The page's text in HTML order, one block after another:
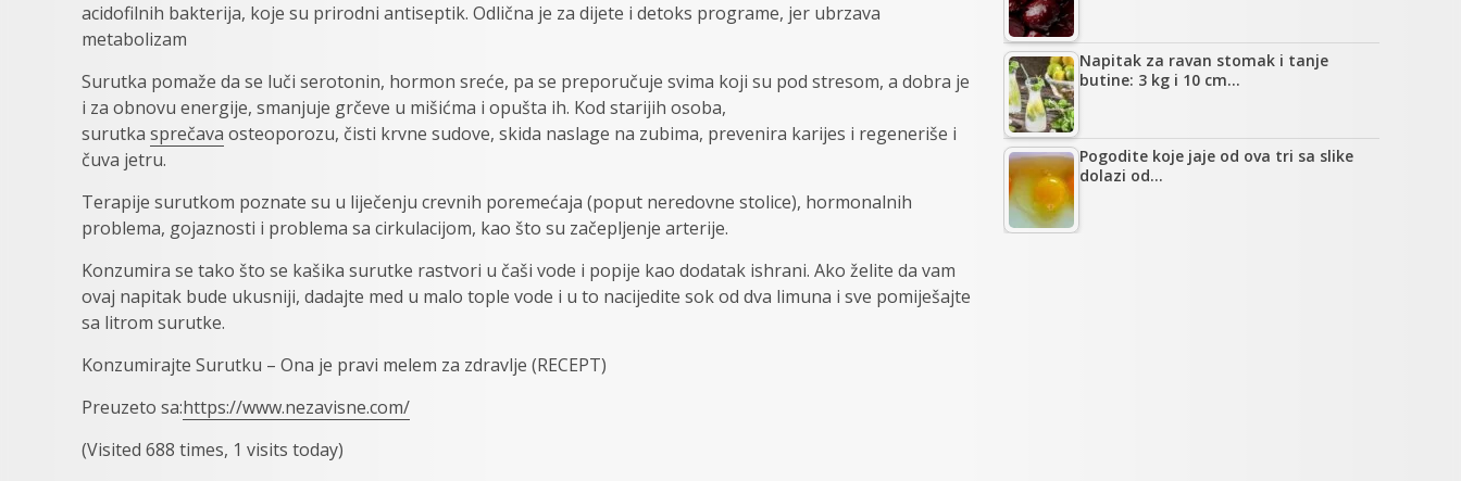
acidofilnih bakterija, koje su prirodni antiseptik. Odlična je za dijete i detoks programe, jer ubrzava
metabolizam
Surutka pomaže da se luči serotonin, hormon sreće, pa se preporučuje svima koji su pod stresom, a dobra je
i za obnovu energije, smanjuje grčeve u mišićma i opušta ih. Kod starijih osoba,
surutka sprečava osteoporozu, čisti krvne sudove, skida naslage na zubima, prevenira karijes i regeneriše i
čuva jetru.
Terapije surutkom poznate su u liječenju crevnih poremećaja (poput neredovne stolice), hormonalnih
problema, gojaznosti i problema sa cirkulacijom, kao što su začepljenje arterije.
Konzumira se tako što se kašika surutke rastvori u čaši vode i popije kao dodatak ishrani. Ako želite da vam
ovaj napitak bude ukusniji, dadajte med u malo tople vode i u to nacijedite sok od dva limuna i sve pomiješajte
sa litrom surutke.
Konzumirajte Surutku – Ona je pravi melem za zdravlje (RECEPT)
Preuzeto sa:https://www.nezavisne.com/
(Visited 688 times, 1 visits today)
Napitak za ravan stomak i tanje
butine: 3 kg i 10 cm…
Pogodite koje jaje od ova tri sa slike
dolazi od…